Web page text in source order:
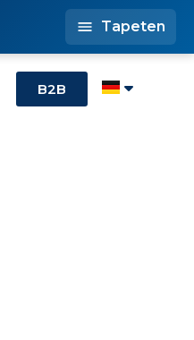
B2B
Tapeten